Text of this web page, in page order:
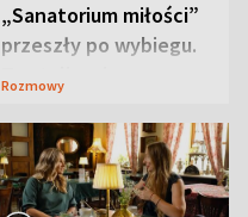
„Sanatorium miłości”
przeszły po wybiegu.
Te stylizacje
Rozmowy